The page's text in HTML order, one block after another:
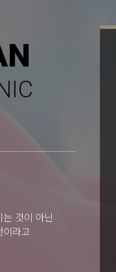
것이 아닌
이라고